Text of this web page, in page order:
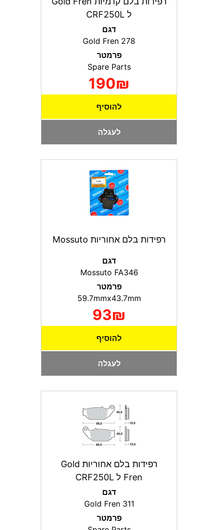
ל CRF250L
דגם
Gold Fren 278
פרמטר
Spare Parts
190₪
להוסיף
לעגלה
רפידות בלם אחוריות Mossuto
דגם
Mossuto FA346
פרמטר
93₪
להוסיף
לעגלה
רפידות בלם אחוריות Gold
Fren ל CRF250L
דגם
Gold Fren 311
פרמטר